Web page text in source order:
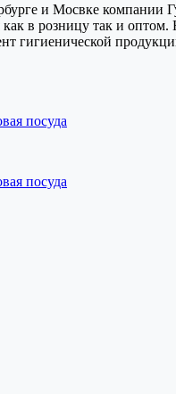
и Мосвке компании
в розницу так и
гигиенической
посуда
посуда